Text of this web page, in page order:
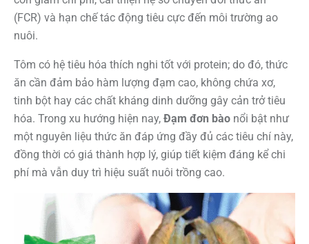
(FCR) và hạn chế tác động tiêu cực đến môi trường ao
nuôi.
Tôm có hệ tiêu hóa thích nghi tốt với protein; do đó, thức
ăn cần đảm bảo hàm lượng đạm cao, không chứa xơ,
tinh bột hay các chất kháng dinh dưỡng gây cản trở tiêu
hóa. Trong xu hướng hiện nay, Đạm đơn bào nổi bật như
một nguyên liệu thức ăn đáp ứng đầy đủ các tiêu chí này,
đồng thời có giá thành hợp lý, giúp tiết kiệm đáng kể chi
phí mà vẫn duy trì hiệu suất nuôi trồng cao.